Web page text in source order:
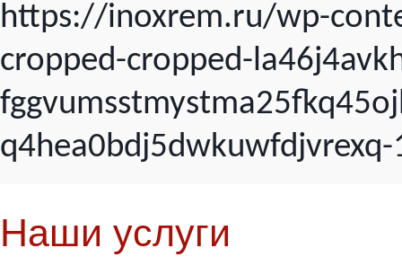
https://inoxrem.ru/wp-
cropped-cropped-
q4hea0bdj5dwkuwfdjvrexq-
Наши услуги